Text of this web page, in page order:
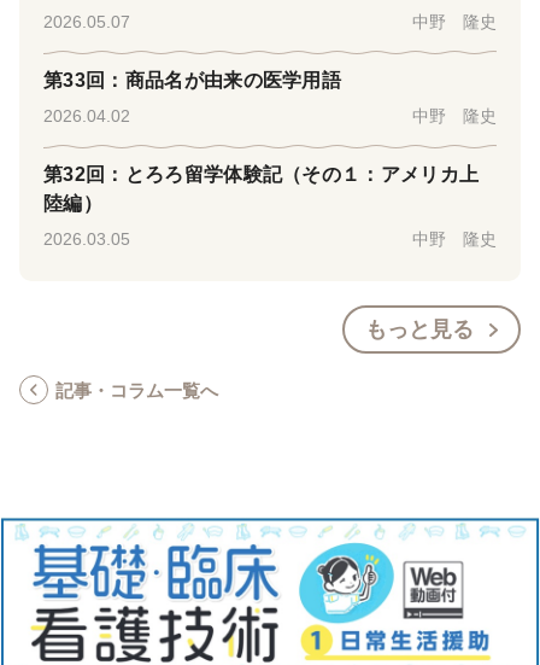
2026.05.07 中野 隆史
第33回：商品名が由来の医学用語
2026.04.02 中野 隆史
第32回：とろろ留学体験記（その１：アメリカ上
陸編）
2026.03.05 中野 隆史
もっと見る
記事・コラム一覧へ